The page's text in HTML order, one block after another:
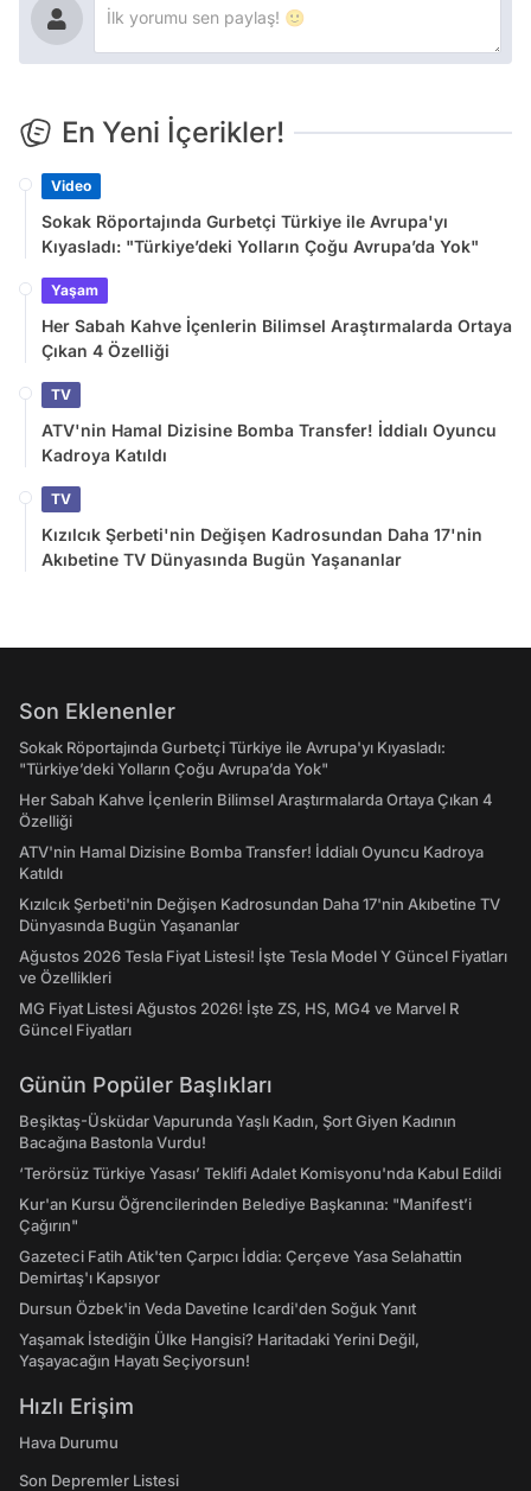
En Yeni İçerikler!
Video
Sokak Röportajında Gurbetçi Türkiye ile Avrupa'yı
Kıyasladı: "Türkiye’deki Yolların Çoğu Avrupa’da Yok"
Yaşam
Her Sabah Kahve İçenlerin Bilimsel Araştırmalarda Ortaya
Çıkan 4 Özelliği
TV
ATV'nin Hamal Dizisine Bomba Transfer! İddialı Oyuncu
Kadroya Katıldı
TV
Kızılcık Şerbeti'nin Değişen Kadrosundan Daha 17'nin
Akıbetine TV Dünyasında Bugün Yaşananlar
Son Eklenenler
Sokak Röportajında Gurbetçi Türkiye ile Avrupa'yı Kıyasladı:
"Türkiye’deki Yolların Çoğu Avrupa’da Yok"
Her Sabah Kahve İçenlerin Bilimsel Araştırmalarda Ortaya Çıkan 4
Özelliği
ATV'nin Hamal Dizisine Bomba Transfer! İddialı Oyuncu Kadroya
Katıldı
Kızılcık Şerbeti'nin Değişen Kadrosundan Daha 17'nin Akıbetine TV
Dünyasında Bugün Yaşananlar
Ağustos 2026 Tesla Fiyat Listesi! İşte Tesla Model Y Güncel Fiyatları
ve Özellikleri
MG Fiyat Listesi Ağustos 2026! İşte ZS, HS, MG4 ve Marvel R
Güncel Fiyatları
Günün Popüler Başlıkları
Beşiktaş-Üsküdar Vapurunda Yaşlı Kadın, Şort Giyen Kadının
Bacağına Bastonla Vurdu!
‘Terörsüz Türkiye Yasası’ Teklifi Adalet Komisyonu'nda Kabul Edildi
Kur'an Kursu Öğrencilerinden Belediye Başkanına: "Manifest’i
Çağırın"
Gazeteci Fatih Atik'ten Çarpıcı İddia: Çerçeve Yasa Selahattin
Demirtaş'ı Kapsıyor
Dursun Özbek'in Veda Davetine Icardi'den Soğuk Yanıt
Yaşamak İstediğin Ülke Hangisi? Haritadaki Yerini Değil,
Yaşayacağın Hayatı Seçiyorsun!
Hızlı Erişim
Hava Durumu
Son Depremler Listesi